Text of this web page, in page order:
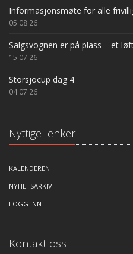
Informasjonsmøte for alle
05.08.26
Salgsvognen er på plass – et
15.07.26
Storsjöcup dag 4
04.07.26
Nyttige lenker
KALENDEREN
NYHETSARKIV
LOGG INN
Kontakt oss